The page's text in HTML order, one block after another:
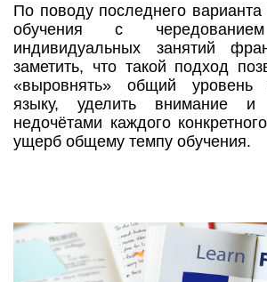
По поводу последнего варианта
обучения с
индивидуальных занятий
заметить, что такой подход
«выровнять» общий уровень
языку, уделить внимание и
недочётами каждого
ущерб общему темпу обучения.